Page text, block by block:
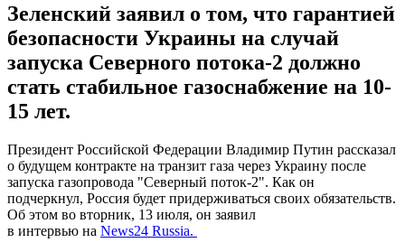
Зеленский заявил о том, что гарантией
безопасности Украины на случай
запуска Северного потока-2 должно
стать стабильное газоснабжение на 10-
15 лет.
Президент Российской Федерации Владимир Путин рассказал
о будущем контракте на транзит газа через Украину после
запуска газопровода "Северный поток-2". Как он
подчеркнул, Россия будет придерживаться своих обязательств.
Об этом во вторник, 13 июля, он заявил
в интервью на News24 Russia.